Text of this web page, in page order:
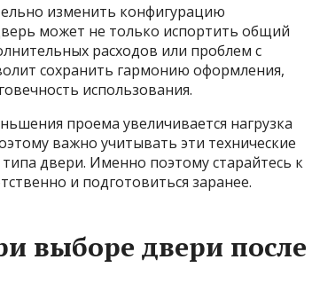
изменить конфигурацию
может не только испортить общий
расходов или проблем с
сохранить гармонию оформления,
использования.
проема увеличивается нагрузка
важно учитывать эти технические
двери. Именно поэтому старайтесь к
и подготовиться заранее.
выборе двери после